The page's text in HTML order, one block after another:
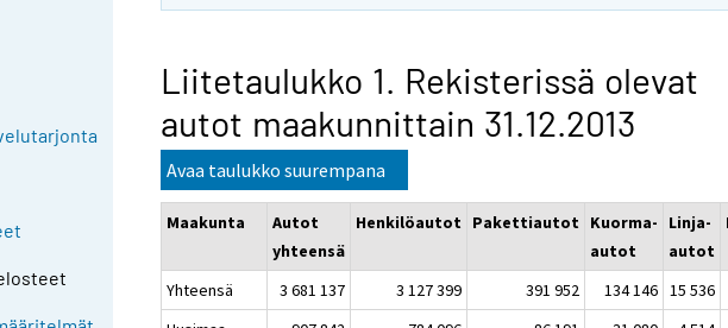
Liitetaulukko 1. Rekisterissä olevat
autot maakunnittain 31.12.2013
Avaa taulukko suurempana
Maakunta
Autot
yhteensä
Henkilöautot Pakettiautot
Kuorma-
autot
Linja-
autot
Yhteensä 3 681 137 3 127 399 391 952 134 146 15 536